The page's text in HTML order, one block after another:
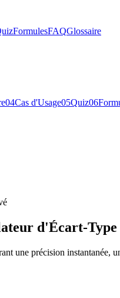
FormulesFAQGlossaire
04Cas d'Usage05Quiz06
d'Écart-Type
une précision instantanée,